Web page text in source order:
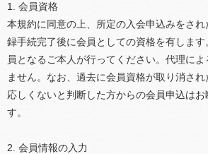
1. 会員資格
本規約に同意の上、所定の入会申込みをさ
録手続完了後に会員としての資格を有しま
員となるご本人が行ってください。代理に
ません。なお、過去に会員資格が取り消さ
応しくないと判断した方からの会員申込はお
す。
2. 会員情報の入力